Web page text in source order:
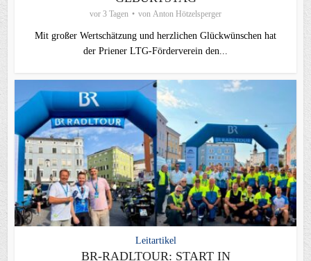
vor 3 Tagen von Anton Hötzelsperger
Mit großer Wertschätzung und herzlichen Glückwünschen hat
der Priener LTG‑Förderverein den...
Leitartikel
BR-RADLTOUR: START IN